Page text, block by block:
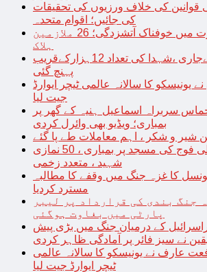
کی خلاف ورزیوں کی تحقیقات
کی جائیں؛ اقوام متحدہ
چین میں دفتری عمارت میں خوفناک آتشزدگی؛ 26 ملازمین
ہلاک
غزہ پر اسرائیلی حملےجاری ،شہدا کی تعداد 12ہزارکےقریب
پہنچ گئی
یونیسکو کا سالانہ عالمی ٹیچر ایوارڈ
جیت لیا
سربراہ اسماعیل ہنیہ کے گھر پر
بمباری؛ ویڈیو بھی وائرل کردی
شیر و شکر ، اہم معاملات طے پا گئے
غزہ ، قاتل اسرائیلی فوج کی مسجد پر بمباری ، 50 نمازی
شہید ، متعدد زخمی
کا غزہ جنگ میں وقفے کا مطالبہ
مسترد کردیا
جنگ بندی کی قرارداد پر لیبر
پارٹی میں بغاوت ہوگئی
کے درمیان جنگ میں بڑی پیش
نے سیز فائر پر آمادگی ظاہر کردی
عارف نے یونیسکو کا سالانہ عالمی
ٹیچر ایوارڈ جیت لیا